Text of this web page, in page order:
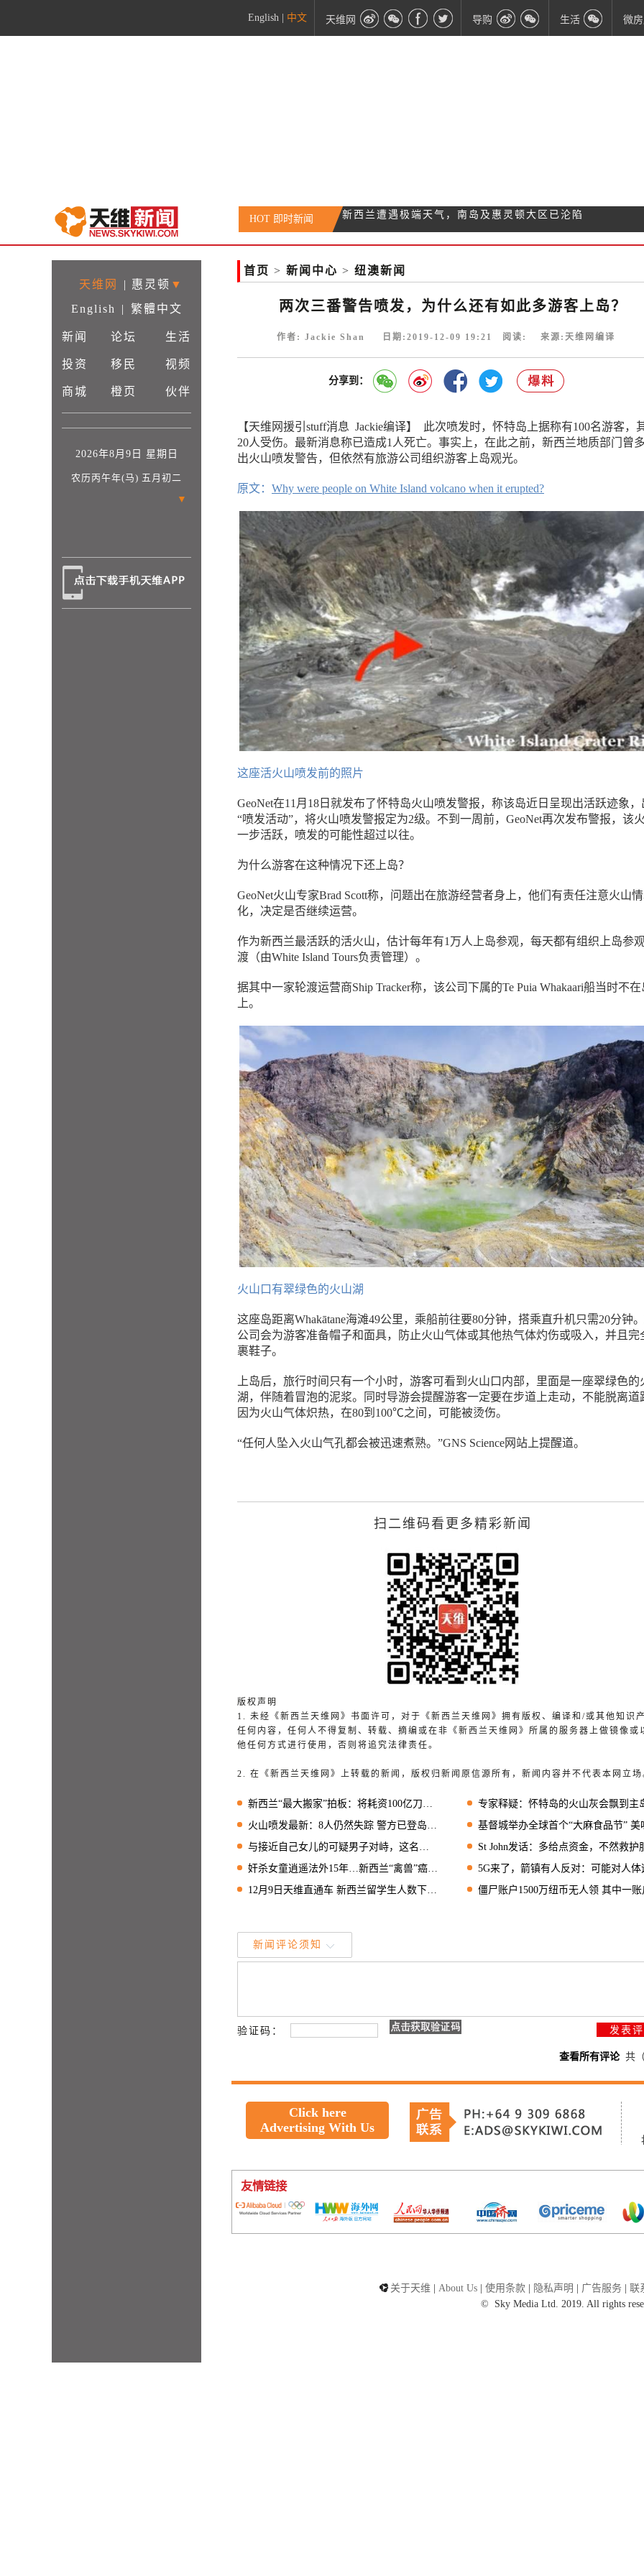
English 中文 天维网 导购 生活 微
HOT 即时新闻
两次三番警告喷发，为什么还有如此多游客上岛？
新西兰遭遇极端天气，南岛及惠灵顿大区已沦陷
天维网 | 惠灵顿 ▼
English
| 繁體中文
新闻 论坛 生活
投资 移民 视频
商城 橙页 伙伴
2026年8月9日 星期日
农历丙午年(马) 五月初二
▼
首页 > 新闻中心 > 纽澳新闻
两次三番警告喷发，为什么还有如此多游客上岛？
作者: Jackie Shan 日期:2019-12-09 19:21 阅读: 来源:天维网编译
分享到：
【天维网援引stuff消息 Jackie编译】 此次喷发时，怀特岛上据称有100名游客，
20人受伤。最新消息称已造成1人死亡。事实上，在此之前，新西兰地质部门曾
出火山喷发警告，但依然有旅游公司组织游客上岛观光。
原文： Why were people on White Island volcano when it erupted?
这座活火山喷发前的照片
GeoNet在11月18日就发布了怀特岛火山喷发警报，称该岛近日呈现出活跃迹象，
“喷发活动”，将火山喷发警报定为2级。不到一周前，GeoNet再次发布警报，该
一步活跃，喷发的可能性超过以往。
为什么游客在这种情况下还上岛？
GeoNet火山专家Brad Scott称，问题出在旅游经营者身上，他们有责任注意火山
化，决定是否继续运营。
作为新西兰最活跃的活火山，估计每年有1万人上岛参观，每天都有组织上岛参
渡（由White Island Tours负责管理）。
据其中一家轮渡运营商Ship Tracker称，该公司下属的Te Puia Whakaari船当时不在
上。
火山口有翠绿色的火山湖
这座岛距离Whakātane海滩49公里，乘船前往要80分钟，搭乘直升机只需20分钟
公司会为游客准备帽子和面具，防止火山气体或其他热气体灼伤或吸入，并且完
裹鞋子。
上岛后，旅行时间只有一个小时，游客可看到火山口内部，里面是一座翠绿色的
湖，伴随着冒泡的泥浆。同时导游会提醒游客一定要在步道上走动，不能脱离道
因为火山气体炽热，在80到100℃之间，可能被烫伤。
“任何人坠入火山气孔都会被迅速煮熟。”GNS Science网站上提醒道。
扫二维码看更多精彩新闻
版权声明
1. 未经《新西兰天维网》书面许可，对于《新西兰天维网》拥有版权、编译和/或其他知识
任何内容，任何人不得复制、转载、摘编或在非《新西兰天维网》所属的服务器上做镜像或
他任何方式进行使用，否则将追究法律责任。
2. 在《新西兰天维网》上转载的新闻，版权归新闻原信源所有，新闻内容并不代表本网立场
新西兰“最大搬家”拍板：将耗资100亿刀……
专家释疑：怀特岛的火山灰会飘到主岛上空吗
火山喷发最新：8人仍然失踪 警方已登岛称无生命迹象
基督城举办全球首个“大麻食品节” 美味不上
与接近自己女儿的可疑男子对峙，这名妈妈火了
St John发话：多给点资金，不然救护服务就要“缩
奸杀女童逍遥法外15年…新西兰“禽兽”癌死狱中
5G来了，箭镇有人反对：可能对人体造成辐射
12月9日天维直通车 新西兰留学生人数下降，学费收入却更多了
僵尸账户1500万纽币无人领 其中一账户躺着30
新闻评论须知
验证码：
查看所有评论共（
Click here
Advertising With Us
友情链接
关于天维 | About Us | 使用条款 | 隐私声明 | 广告服务 | 联
©
Sky Media Ltd. 2019. All rights